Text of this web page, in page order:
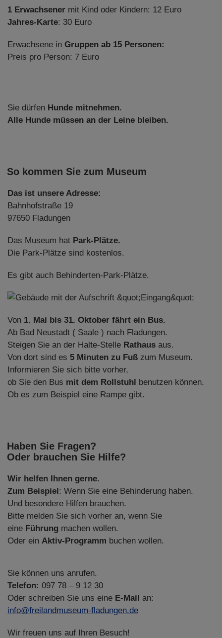
1 Erwachsener mit Kind oder Kindern: 12 Euro
Jahres-Karte: 30 Euro
Erwachsene in Gruppen ab 15 Personen:
Preis pro Person: 7 Euro
Sie dürfen Hunde mitnehmen.
Alle Hunde müssen an der Leine bleiben.
So kommen Sie zum Museum
Das ist unsere Adresse:
Bahnhofstraße 19
97650 Fladungen
Das Museum hat Park-Plätze.
Die Park-Plätze sind kostenlos.
Es gibt auch Behinderten-Park-Plätze.
Von 1. Mai bis 31. Oktober fährt ein Bus.
Ab Bad Neustadt ( Saale ) nach Fladungen.
Steigen Sie an der Halte-Stelle Rathaus aus.
Von dort sind es 5 Minuten zu Fuß zum Museum.
Informieren Sie sich bitte vorher,
ob Sie den Bus mit dem Rollstuhl benutzen können.
Ob es zum Beispiel eine Rampe gibt.
Haben Sie Fragen?
Oder brauchen Sie Hilfe?
Wir helfen Ihnen gerne.
Zum Beispiel: Wenn Sie eine Behinderung haben.
Und besondere Hilfen brauchen.
Bitte melden Sie sich vorher an, wenn Sie
eine Führung machen wollen.
Oder ein Aktiv-Programm buchen wollen.
Sie können uns anrufen.
Telefon: 097 78 – 9 12 30
Oder schreiben Sie uns eine E-Mail an:
info@freilandmuseum-fladungen.de
Wir freuen uns auf Ihren Besuch!